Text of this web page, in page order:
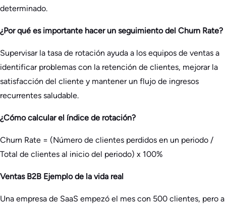
determinado.
¿Por qué es importante hacer un seguimiento del Churn Rate?
Supervisar la tasa de rotación ayuda a los equipos de ventas a
identificar problemas con la retención de clientes, mejorar la
satisfacción del cliente y mantener un flujo de ingresos
recurrentes saludable.
¿Cómo calcular el índice de rotación?
Churn Rate = (Número de clientes perdidos en un periodo /
Total de clientes al inicio del periodo) x 100%
Ventas B2B Ejemplo de la vida real
Una empresa de SaaS empezó el mes con 500 clientes, pero a